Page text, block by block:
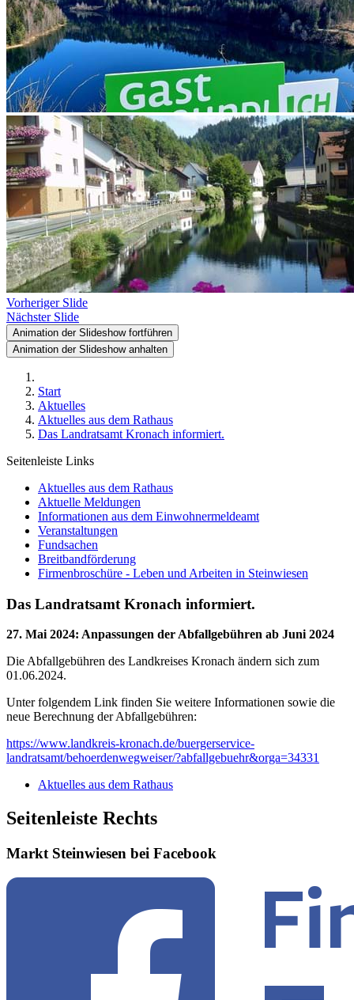
Vorheriger Slide
Nächster Slide
Animation der Slideshow fortführen
Animation der Slideshow anhalten
Start
Aktuelles
Aktuelles aus dem Rathaus
Das Landratsamt Kronach informiert.
Seitenleiste Links
Aktuelles aus dem Rathaus
Aktuelle Meldungen
Informationen aus dem Einwohnermeldeamt
Veranstaltungen
Fundsachen
Breitbandförderung
Firmenbroschüre - Leben und Arbeiten in Steinwiesen
Das Landratsamt Kronach informiert.
27. Mai 2024: Anpassungen der Abfallgebühren ab Juni 2024
Die Abfallgebühren des Landkreises Kronach ändern sich zum
01.06.2024.
Unter folgendem Link finden Sie weitere Informationen sowie die
neue Berechnung der Abfallgebühren:
https://www.landkreis-kronach.de/buergerservice-
landratsamt/behoerdenwegweiser/?abfallgebuehr&orga=34331
Aktuelles aus dem Rathaus
Seitenleiste Rechts
Markt Steinwiesen bei Facebook